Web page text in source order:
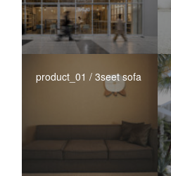
product_01 / 3seet sofa